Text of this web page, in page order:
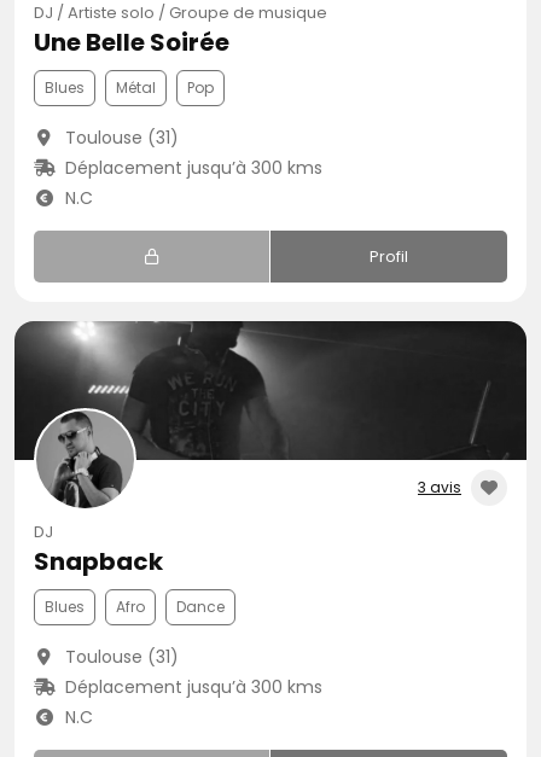
DJ / Artiste solo / Groupe de musique
Une Belle Soirée
Blues Métal Pop
Toulouse (31)
Déplacement jusqu’à 300 kms
N.C
Profil
3 avis
DJ
Snapback
Blues Afro Dance
Toulouse (31)
Déplacement jusqu’à 300 kms
N.C